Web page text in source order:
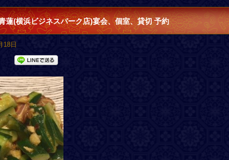
蓮(横浜ビジネスパーク店)宴会、個室、貸切 予約
18日